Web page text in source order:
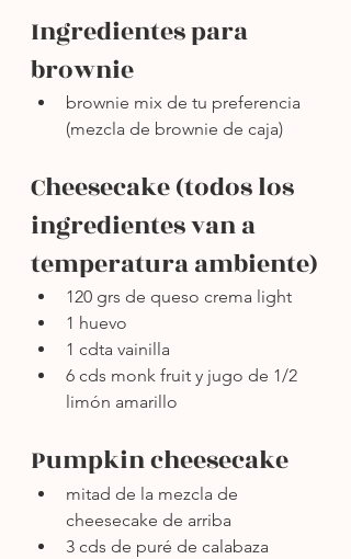
Ingredientes para
brownie
brownie mix de tu preferencia
(mezcla de brownie de caja)
Cheesecake (todos los
ingredientes van a
temperatura ambiente)
120 grs de queso crema light
1 huevo
1 cdta vainilla
6 cds monk fruit y jugo de 1/2
limón amarillo
Pumpkin cheesecake
mitad de la mezcla de
cheesecake de arriba
3 cds de puré de calabaza